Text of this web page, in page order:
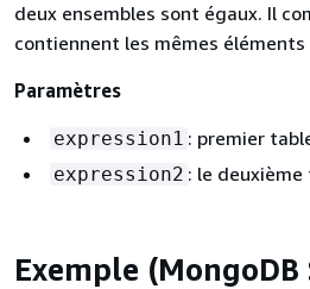
deux ensembles sont égaux. Il
contiennent les mêmes
Paramètres
expression1 : premier
expression2 : le deuxième
Exemple